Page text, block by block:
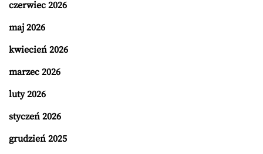
czerwiec 2026
maj 2026
kwiecień 2026
marzec 2026
luty 2026
styczeń 2026
grudzień 2025